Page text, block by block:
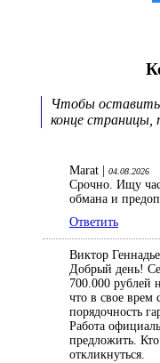
Чтобы оставить
конце страницы,
Marat | 04.08.2026
Срочно. Ищу
обмана и
Ответить
Виктор
Добрый день!
700.000 рублей
что в свое врем
порядочность
Работа
предложить.
откликнуться.